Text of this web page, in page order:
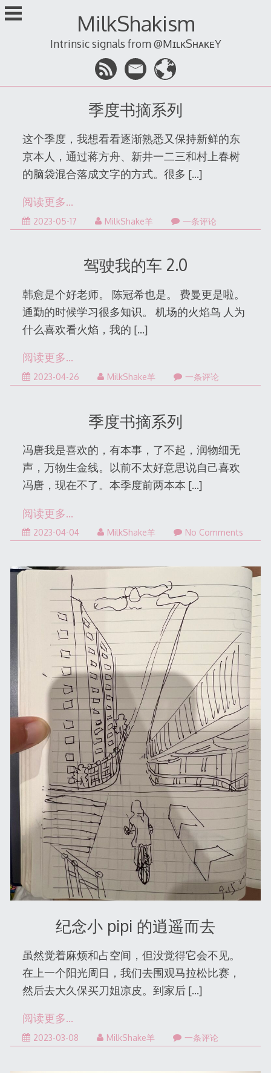
跳
至
MilkShakism
Intrinsic signals from @MɪʟᴋSʜᴀᴋᴇY
季度书摘系列
这个季度，我想看看逐渐熟悉又保持新鲜的东
京本人，通过蒋方舟、新井一二三和村上春树
的脑袋混合落成文字的方式。很多 […]
阅读更多…
2023-05-172023-
MilkShake羊 一条评论
驾驶我的车 2.0
韩愈是个好老师。 陈冠希也是。 费曼更是啦。
通勤的时候学习很多知识。 机场的火焰鸟 人为
什么喜欢看火焰，我的 […]
阅读更多…
2023-04-26 MilkShake羊 一条评论
季度书摘系列
冯唐我是喜欢的，有本事，了不起，润物细无
声，万物生金线。以前不太好意思说自己喜欢
冯唐，现在不了。本季度前两本本 […]
阅读更多…
2023-04-042023-
MilkShake羊 No Comments
纪念小 pipi 的逍遥而去
虽然觉着麻烦和占空间，但没觉得它会不见。
在上一个阳光周日，我们去围观马拉松比赛，
然后去大久保买刀姐凉皮。到家后 […]
阅读更多…
2023-03-082023-
MilkShake羊 一条评论